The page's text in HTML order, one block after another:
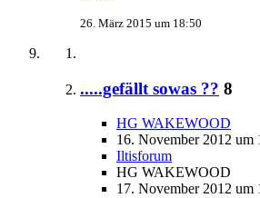
26. März 2015 um 18:50
.....gefällt sowas ?? 8
HG WAKEWOOD
16. November 2012 um
Iltisforum
HG WAKEWOOD
17. November 2012 um